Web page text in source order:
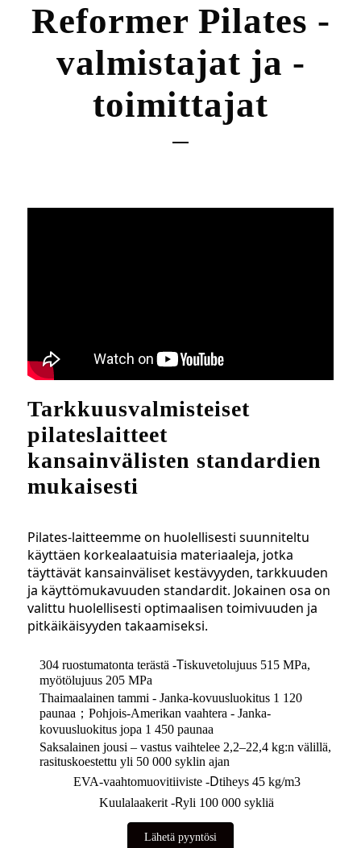
Reformer Pilates -
valmistajat ja -
toimittajat
Tarkkuusvalmisteiset
pilateslaitteet
kansainvälisten standardien
mukaisesti
Pilates-laitteemme on huolellisesti suunniteltu
käyttäen korkealaatuisia materiaaleja, jotka
täyttävät kansainväliset kestävyyden, tarkkuuden
ja käyttömukavuuden standardit. Jokainen osa on
valittu huolellisesti optimaalisen toimivuuden ja
pitkäikäisyyden takaamiseksi.
304 ruostumatonta terästä -Tiskuvetolujuus 515 MPa,
myötölujuus 205 MPa
Thaimaalainen tammi - Janka-kovuusluokitus 1 120
paunaa； Pohjois-Amerikan vaahtera - Janka-
kovuusluokitus jopa 1 450 paunaa
Saksalainen jousi – vastus vaihtelee 2,2–22,4 kg:n välillä,
rasituskoestettu yli 50 000 syklin ajan
EVA-vaahtomuovitiiviste -Dtiheys 45 kg/m3
Kuulalaakerit -Ryli 100 000 sykliä
Lähetä pyyntösi